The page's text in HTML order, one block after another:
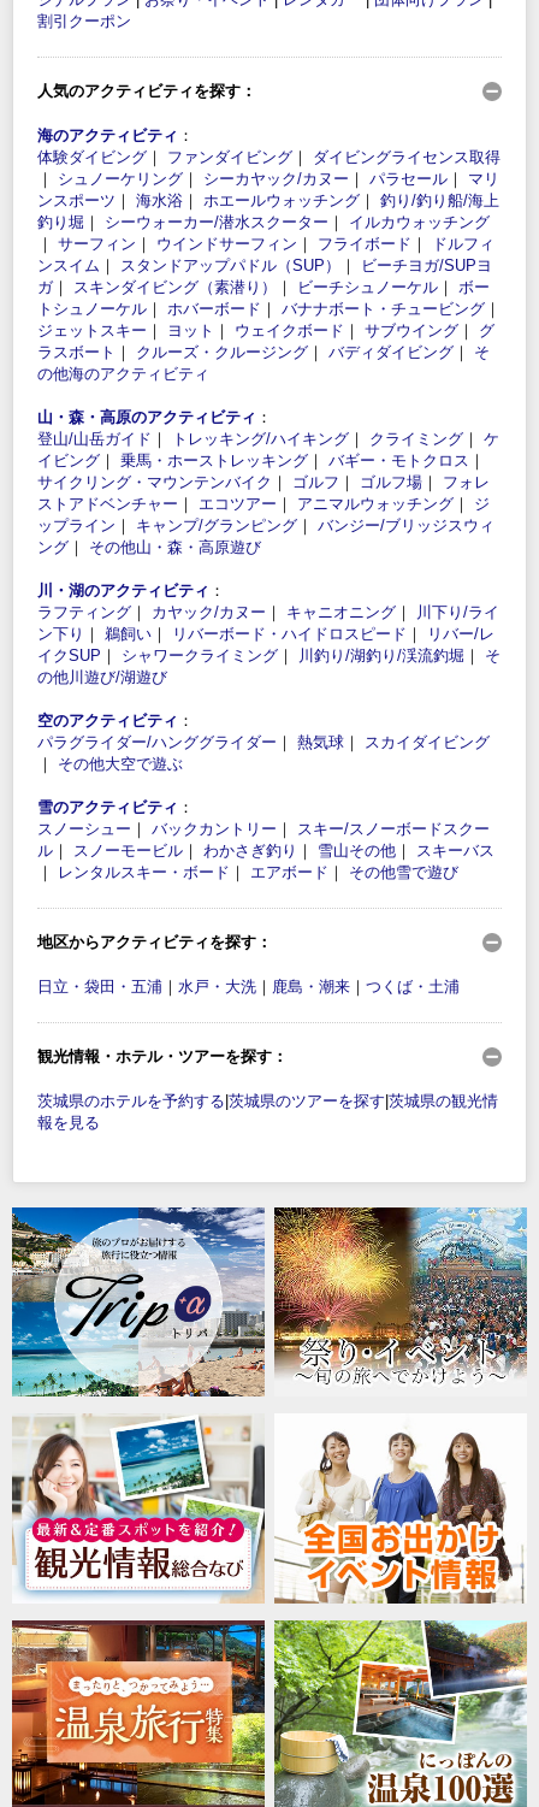
割引クーポン
人気のアクティビティを探す：
海のアクティビティ ：
体験ダイビング ｜ ファンダイビング ｜ ダイビングライセンス取得
｜ シュノーケリング ｜ シーカヤック/カヌー ｜ パラセール ｜ マリ
ンスポーツ ｜ 海水浴 ｜ ホエールウォッチング ｜ 釣り/釣り船/海上
釣り堀 ｜ シーウォーカー/潜水スクーター ｜ イルカウォッチング
｜ サーフィン ｜ ウインドサーフィン ｜ フライボード ｜
ドルフィ
ンスイム ｜ スタンドアップパドル（SUP） ｜
ビーチヨガ/SUPヨ
ガ｜ スキンダイビング（素潜り） ｜ ビーチシュノーケル ｜ ボー
トシュノーケル ｜ ホバーボード ｜ バナナボート・チュービング ｜
ジェットスキー ｜ ヨット ｜ ウェイクボード ｜ サブウイング ｜ グ
ラスボート ｜ クルーズ・クルージング ｜ バディダイビング ｜ そ
の他海のアクティビティ
山・森・高原のアクティビティ ：
登山/山岳ガイド ｜ トレッキング/ハイキング ｜ クライミング ｜ ケ
イビング ｜ 乗馬・ホーストレッキング ｜ バギー・モトクロス ｜
サイクリング・マウンテンバイク ｜ ゴルフ ｜ ゴルフ場 ｜ フォレ
ストアドベンチャー ｜ エコツアー ｜ アニマルウォッチング ｜ ジ
ップライン ｜ キャンプ/グランピング ｜ バンジー/ブリッジスウィ
ング ｜ その他山・森・高原遊び
川・湖のアクティビティ ：
ラフティング ｜ カヤック/カヌー ｜ キャニオニング ｜
川下り/ライ
ン下り ｜ 鵜飼い ｜ リバーボード・ハイドロスピード ｜
リバー/レ
イクSUP ｜ シャワークライミング ｜ 川釣り/湖釣り/渓流釣堀 ｜ そ
の他川遊び/湖遊び
空のアクティビティ ：
パラグライダー/ハンググライダー ｜ 熱気球 ｜ スカイダイビング
｜ その他大空で遊ぶ
雪のアクティビティ ：
スノーシュー ｜ バックカントリー ｜ スキー/スノーボードスクー
ル ｜ スノーモービル ｜ わかさぎ釣り ｜ 雪山その他 ｜ スキーバス
｜
レンタルスキー・ボード ｜ エアボード ｜ その他雪で遊び
地区からアクティビティを探す：
日立・袋田・五浦 ｜ 水戸・大洗 ｜ 鹿島・潮来 ｜ つくば・土浦
観光情報・ホテル・ツアーを探す：
茨城県のホテルを予約する 茨城県のツアーを探す 茨城県の観光情
報を見る